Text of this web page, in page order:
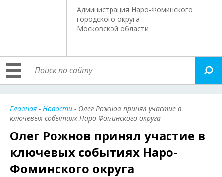
Администрация Наро-Фоминского
городского округа
Московской области
Главная - Новости - Олег Рожнов принял участие в
ключевых событиях Наро-Фоминского округа
Олег Рожнов принял участие в
ключевых событиях Наро-
Фоминского округа